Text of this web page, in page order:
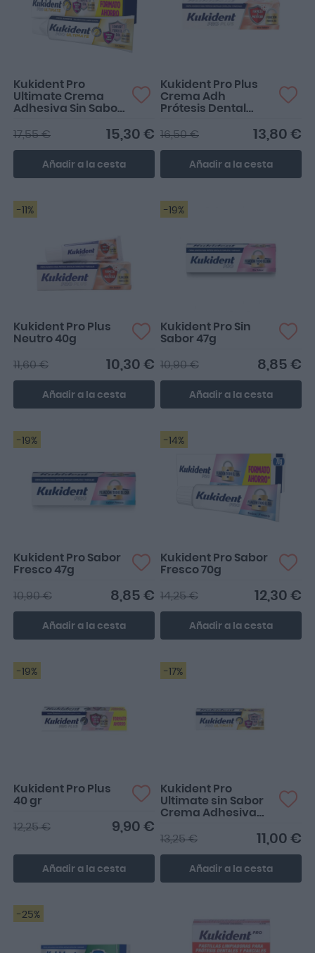
Kukident Pro
Ultimate Crema
Adhesiva Sin Sabor
15,30 €
17,55 €
Añadir a la cesta
Kukident Pro Plus
Crema Adh
Prótesis Dental
13,80 €
16,50 €
Añadir a la cesta
-11%
Kukident Pro Plus
Neutro 40g
10,30 €
11,60 €
Añadir a la cesta
-19%
Kukident Pro Sin
Sabor 47g
8,85 €
10,90 €
Añadir a la cesta
-19%
Kukident Pro Sabor
Fresco 47g
8,85 €
10,90 €
Añadir a la cesta
-14%
Kukident Pro Sabor
Fresco 70g
12,30 €
14,25 €
Añadir a la cesta
-19%
Kukident Pro Plus
40 gr
9,90 €
12,25 €
Añadir a la cesta
-17%
Kukident Pro
Ultimate sin Sabor
Crema Adhesiva
11,00 €
13,25 €
Añadir a la cesta
-25%